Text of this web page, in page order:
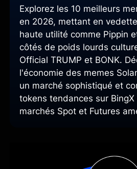
Explorez les 10 meilleurs
en 2026, mettant en
haute utilité comme Pippin
côtés de poids lourds
Official TRUMP et BONK.
l'économie des memes
un marché sophistiqué et
tokens tendances sur
marchés Spot et Futures